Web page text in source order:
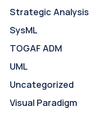
Strategic Analysis
SysML
TOGAF ADM
UML
Uncategorized
Visual Paradigm